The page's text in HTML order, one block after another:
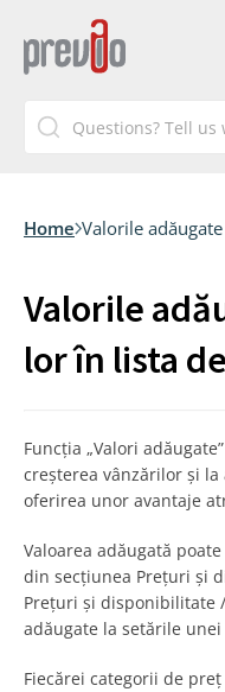
Home Valorile
Valorile
lor în lista
Funcția „Valori
creșterea vânzărilor și
oferirea unor avantaje
Valoarea adăugată
din secțiunea Prețuri și
Prețuri și disponibilitate
adăugate la setările
Fiecărei categorii de